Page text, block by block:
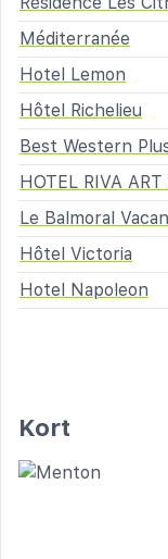
Méditerranée
Hotel Lemon
Hôtel Richelieu
Hôtel Victoria
Hotel Napoleon
Kort